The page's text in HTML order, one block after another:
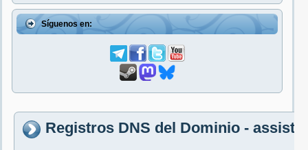
Síguenos en:
Registros DNS del Dominio -